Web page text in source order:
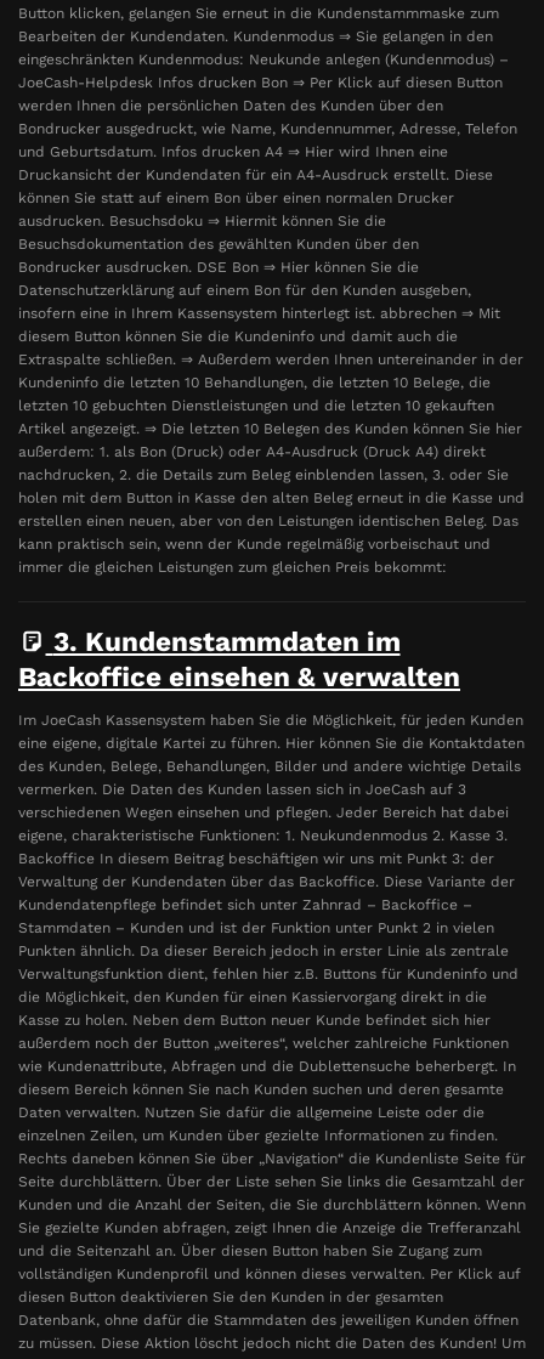
Button klicken, gelangen Sie erneut in die Kundenstammmaske zum
Bearbeiten der Kundendaten. Kundenmodus ⇒ Sie gelangen in den
eingeschränkten Kundenmodus: Neukunde anlegen (Kundenmodus) –
JoeCash-Helpdesk Infos drucken Bon ⇒ Per Klick auf diesen Button
werden Ihnen die persönlichen Daten des Kunden über den
Bondrucker ausgedruckt, wie Name, Kundennummer, Adresse, Telefon
und Geburtsdatum. Infos drucken A4 ⇒ Hier wird Ihnen eine
Druckansicht der Kundendaten für ein A4-Ausdruck erstellt. Diese
können Sie statt auf einem Bon über einen normalen Drucker
ausdrucken. Besuchsdoku ⇒ Hiermit können Sie die
Besuchsdokumentation des gewählten Kunden über den
Bondrucker ausdrucken. DSE Bon ⇒ Hier können Sie die
Datenschutzerklärung auf einem Bon für den Kunden ausgeben,
insofern eine in Ihrem Kassensystem hinterlegt ist. abbrechen ⇒ Mit
diesem Button können Sie die Kundeninfo und damit auch die
Extraspalte schließen. ⇒ Außerdem werden Ihnen untereinander in der
Kundeninfo die letzten 10 Behandlungen, die letzten 10 Belege, die
letzten 10 gebuchten Dienstleistungen und die letzten 10 gekauften
Artikel angezeigt. ⇒ Die letzten 10 Belegen des Kunden können Sie hier
außerdem: 1. als Bon (Druck) oder A4-Ausdruck (Druck A4) direkt
nachdrucken, 2. die Details zum Beleg einblenden lassen, 3. oder Sie
holen mit dem Button in Kasse den alten Beleg erneut in die Kasse und
erstellen einen neuen, aber von den Leistungen identischen Beleg. Das
kann praktisch sein, wenn der Kunde regelmäßig vorbeischaut und
immer die gleichen Leistungen zum gleichen Preis bekommt:
3. Kundenstammdaten im
Backoffice einsehen & verwalten
Im JoeCash Kassensystem haben Sie die Möglichkeit, für jeden Kunden
eine eigene, digitale Kartei zu führen. Hier können Sie die Kontaktdaten
des Kunden, Belege, Behandlungen, Bilder und andere wichtige Details
vermerken. Die Daten des Kunden lassen sich in JoeCash auf 3
verschiedenen Wegen einsehen und pflegen. Jeder Bereich hat dabei
eigene, charakteristische Funktionen: 1. Neukundenmodus 2. Kasse 3.
Backoffice In diesem Beitrag beschäftigen wir uns mit Punkt 3: der
Verwaltung der Kundendaten über das Backoffice. Diese Variante der
Kundendatenpflege befindet sich unter Zahnrad – Backoffice –
Stammdaten – Kunden und ist der Funktion unter Punkt 2 in vielen
Punkten ähnlich. Da dieser Bereich jedoch in erster Linie als zentrale
Verwaltungsfunktion dient, fehlen hier z.B. Buttons für Kundeninfo und
die Möglichkeit, den Kunden für einen Kassiervorgang direkt in die
Kasse zu holen. Neben dem Button neuer Kunde befindet sich hier
außerdem noch der Button „weiteres“, welcher zahlreiche Funktionen
wie Kundenattribute, Abfragen und die Dublettensuche beherbergt. In
diesem Bereich können Sie nach Kunden suchen und deren gesamte
Daten verwalten. Nutzen Sie dafür die allgemeine Leiste oder die
einzelnen Zeilen, um Kunden über gezielte Informationen zu finden.
Rechts daneben können Sie über „Navigation“ die Kundenliste Seite für
Seite durchblättern. Über der Liste sehen Sie links die Gesamtzahl der
Kunden und die Anzahl der Seiten, die Sie durchblättern können. Wenn
Sie gezielte Kunden abfragen, zeigt Ihnen die Anzeige die Trefferanzahl
und die Seitenzahl an. Über diesen Button haben Sie Zugang zum
vollständigen Kundenprofil und können dieses verwalten. Per Klick auf
diesen Button deaktivieren Sie den Kunden in der gesamten
Datenbank, ohne dafür die Stammdaten des jeweiligen Kunden öffnen
zu müssen. Diese Aktion löscht jedoch nicht die Daten des Kunden! Um